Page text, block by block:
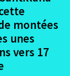
enfant
le
enfant
montées
unes
vers 17